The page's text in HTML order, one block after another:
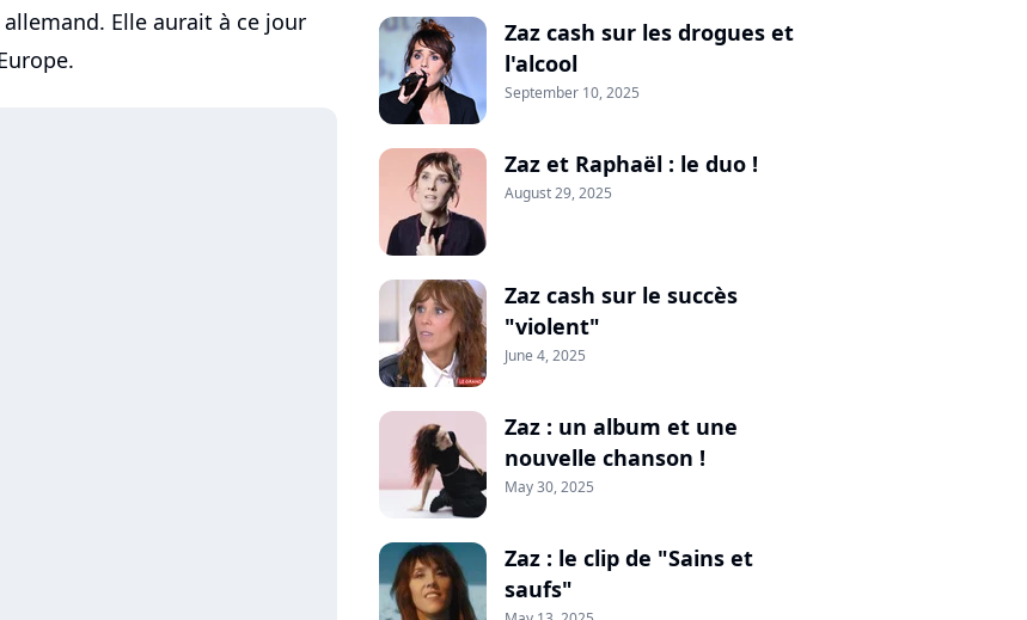
Elle aurait à ce jour
Zaz cash sur les drogues et
l'alcool
September 10, 2025
Zaz et Raphaël : le duo !
August 29, 2025
Zaz cash sur le succès
"violent"
June 4, 2025
Zaz : un album et une
nouvelle chanson !
May 30, 2025
Zaz : le clip de "Sains et
saufs"